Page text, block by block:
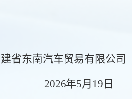
省东南汽车贸易有限公司
2026年5月19日